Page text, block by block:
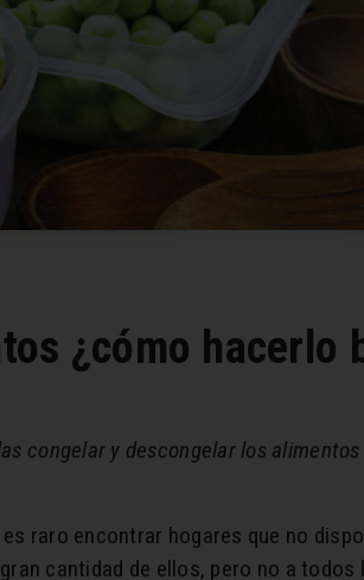
¿cómo hacerlo
congelar y descongelar los
raro encontrar hogares que no
cantidad de ellos, pero no a